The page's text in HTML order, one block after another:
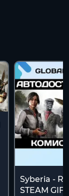
Syberia -
STEAM GIFT